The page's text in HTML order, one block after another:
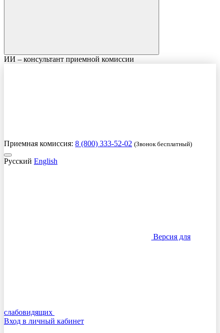
ИИ – консультант приемной комиссии
Приемная комиссия: 8 (800) 333-52-02 (Звонок бесплатный)
Русский English
Версия для
слабовидящих
Вход в личный кабинет